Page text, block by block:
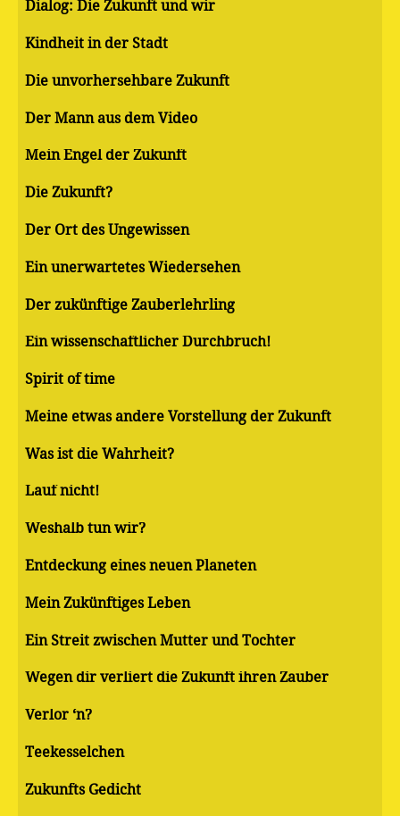
Dialog: Die Zukunft und wir
Kindheit in der Stadt
Die unvorhersehbare Zukunft
Der Mann aus dem Video
Mein Engel der Zukunft
Die Zukunft?
Der Ort des Ungewissen
Ein unerwartetes Wiedersehen
Der zukünftige Zauberlehrling
Ein wissenschaftlicher Durchbruch!
Spirit of time
Meine etwas andere Vorstellung der Zukunft
Was ist die Wahrheit?
Lauf nicht!
Weshalb tun wir?
Entdeckung eines neuen Planeten
Mein Zukünftiges Leben
Ein Streit zwischen Mutter und Tochter
Wegen dir verliert die Zukunft ihren Zauber
Verlor ‘n?
Teekesselchen
Zukunfts Gedicht